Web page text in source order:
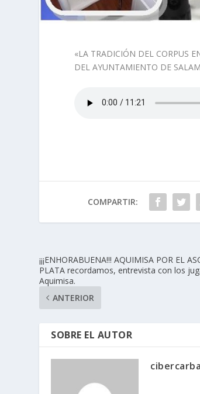
«LA TRADICIÓN DEL CORPUS
DEL AYUNTAMIENTO DE
COMPARTIR:
¡¡¡ENHORABUENA!!! AQUIMISA POR EL
PLATA recordamos, entrevista con los
Aquimisa.
ANTERIOR
SOBRE EL AUTOR
cibercarba